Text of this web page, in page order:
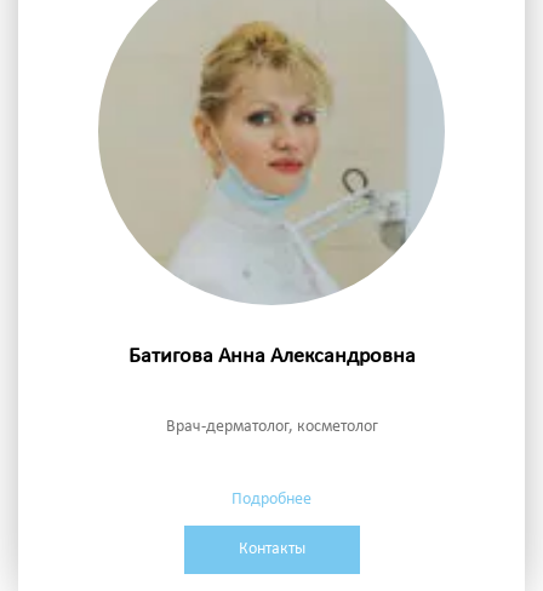
Батигова Анна Александровна
Врач-дерматолог, косметолог
Подробнее
Контакты